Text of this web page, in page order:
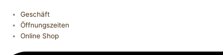
Geschäft
Öffnungszeiten
Online Shop